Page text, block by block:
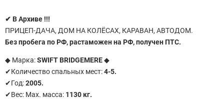
✔ В Архиве !!!
ПРИЦЕП-ДАЧА, ДОМ НА КОЛЁСАХ, КАРАВАН, АВТОДОМ.
Без пробега по РФ, растаможен на РФ, получен ПТС.
◆ Марка:SWIFT BRIDGEMERE◆
✔Количество спальных мест:4-5.
✔Год:2005.
✔Вес: Маx. масса: 1130 кг.